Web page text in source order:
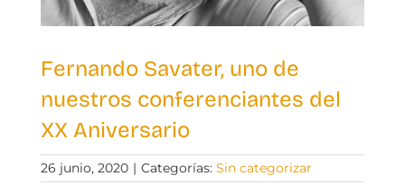
Fernando Savater, uno de
nuestros conferenciantes del
XX Aniversario
26 junio, 2020 | Categorías: Sin categorizar